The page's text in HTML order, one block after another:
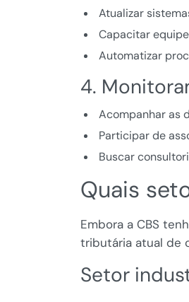
Atualizar
Capacitar
Automatizar
4.
Acompanhar as
Participar de
Buscar
Quais
Embora a CBS
tributária atual de
Setor